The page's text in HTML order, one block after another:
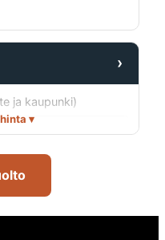
›
ja kaupunki)
tilauksen yhteydessä.
▾